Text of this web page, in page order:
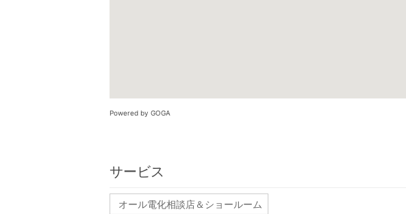
Powered by GOGA
サービス
オール電化相談店＆ショールーム